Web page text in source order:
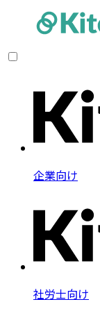
企業向け
社労士向け